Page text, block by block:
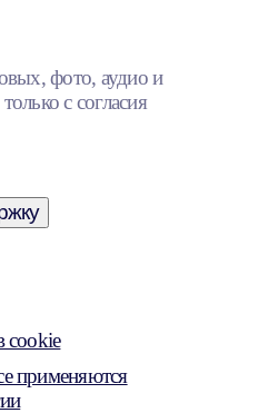
фото, аудио и
с согласия
cookie
применяются